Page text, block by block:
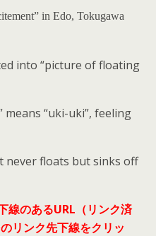
in Edo, Tokugawa
into “picture of floating
means “uki-uki”, feeling
never floats but sinks off
あるURL（リンク済
リンク先下線をクリッ